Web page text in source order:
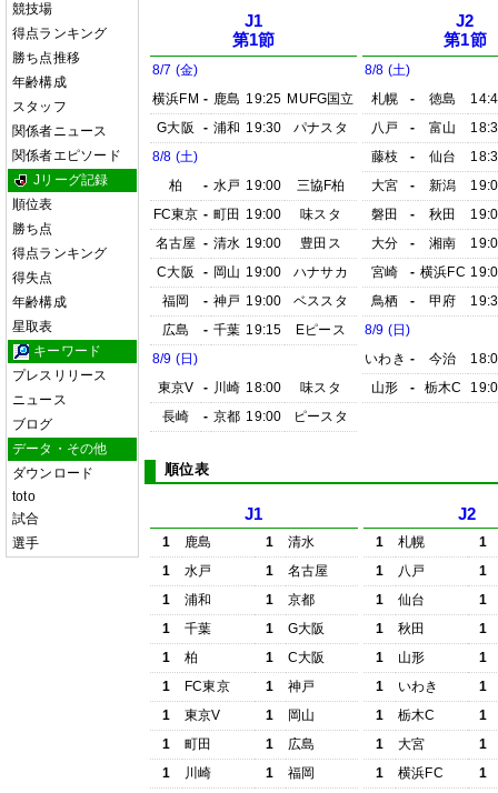
競技場
得点ランキング
勝ち点推移
年齢構成
スタッフ
関係者ニュース
関係者エピソード
Jリーグ記録
順位表
勝ち点
得点ランキング
得失点
年齢構成
星取表
キーワード
プレスリリース
ニュース
ブログ
データ・その他
ダウンロード
toto
試合
選手
J1
第1節
8/7 (金)
横浜FM - 鹿島 19:25 MUFG国立
G大阪
- 浦和 19:30
パナスタ
8/8 (土)
柏
- 水戸 19:00
三協F柏
FC東京 - 町田 19:00
味スタ
名古屋 - 清水 19:00
豊田ス
C大阪
- 岡山 19:00
ハナサカ
福岡
- 神戸 19:00
ベススタ
広島
- 千葉 19:15
Eピース
8/9 (日)
東京V
- 川崎 18:00
味スタ
長崎
- 京都 19:00 ピースタ
J2
第1節
8/8 (土)
札幌
- 徳島
八戸
- 富山
藤枝
- 仙台
大宮
- 新潟
磐田
- 秋田
大分
- 湘南
宮崎
- 横浜FC
鳥栖
- 甲府
8/9 (日)
いわき - 今治
山形
- 栃木C
順位表
J1
1 鹿島 1
清水
1
水戸 1
名古屋
1
浦和 1
京都
1
千葉 1
G大阪
1
柏 1
C大阪
1
FC東京 1
神戸
1
東京V 1
岡山
1
町田 1
広島
1
川崎 1
福岡
J2
1 札幌
1
1
八戸
1
1
仙台
1
1
秋田
1
1
山形
1
1
いわき
1
1
栃木C
1
1
大宮
1
1
横浜FC
1